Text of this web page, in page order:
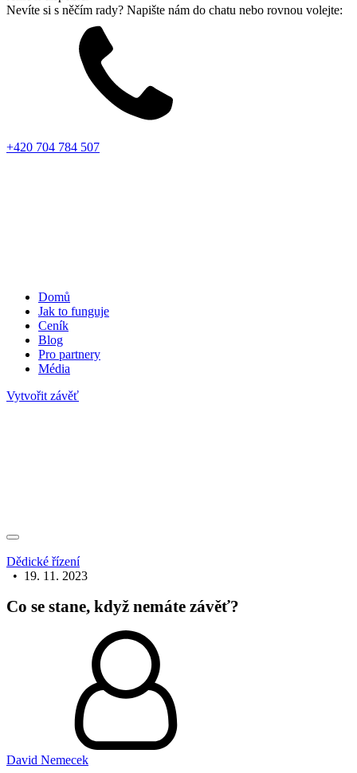
Nevíte si s něčím rady? Napište nám do chatu nebo rovnou volejte:
+420 704 784 507
Domů
Jak to funguje
Ceník
Blog
Pro partnery
Média
Vytvořit závěť
Dědické řízení
• 19. 11. 2023
Co se stane, když nemáte závěť?
David Nemecek